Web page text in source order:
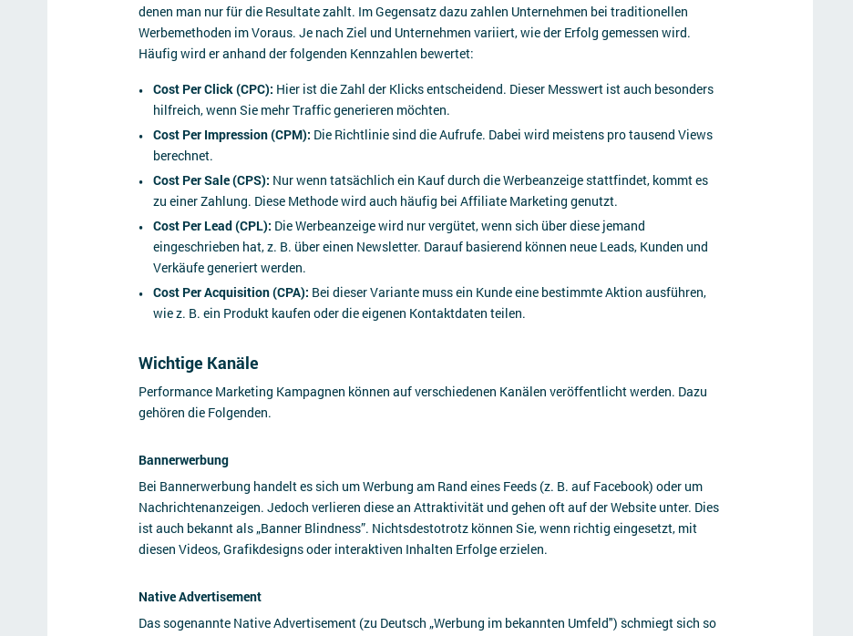
denen man nur für die Resultate zahlt. Im Gegensatz dazu zahlen Unternehmen bei traditionellen
Werbemethoden im Voraus. Je nach Ziel und Unternehmen variiert, wie der Erfolg gemessen wird.
Häufig wird er anhand der folgenden Kennzahlen bewertet:
Cost Per Click (CPC): Hier ist die Zahl der Klicks entscheidend. Dieser Messwert ist auch besonders
hilfreich, wenn Sie mehr Traffic generieren möchten.
Cost Per Impression (CPM): Die Richtlinie sind die Aufrufe. Dabei wird meistens pro tausend Views
berechnet.
Cost Per Sale (CPS): Nur wenn tatsächlich ein Kauf durch die Werbeanzeige stattfindet, kommt es
zu einer Zahlung. Diese Methode wird auch häufig bei Affiliate Marketing genutzt.
Cost Per Lead (CPL): Die Werbeanzeige wird nur vergütet, wenn sich über diese jemand
eingeschrieben hat, z. B. über einen Newsletter. Darauf basierend können neue Leads, Kunden und
Verkäufe generiert werden.
Cost Per Acquisition (CPA): Bei dieser Variante muss ein Kunde eine bestimmte Aktion ausführen,
wie z. B. ein Produkt kaufen oder die eigenen Kontaktdaten teilen.
Wichtige Kanäle
Performance Marketing Kampagnen können auf verschiedenen Kanälen veröffentlicht werden. Dazu
gehören die Folgenden.
Bannerwerbung
Bei Bannerwerbung handelt es sich um Werbung am Rand eines Feeds (z. B. auf Facebook) oder um
Nachrichtenanzeigen. Jedoch verlieren diese an Attraktivität und gehen oft auf der Website unter. Dies
ist auch bekannt als „Banner Blindness”. Nichtsdestotrotz können Sie, wenn richtig eingesetzt, mit
diesen Videos, Grafikdesigns oder interaktiven Inhalten Erfolge erzielen.
Native Advertisement
Das sogenannte Native Advertisement (zu Deutsch „Werbung im bekannten Umfeld") schmiegt sich so